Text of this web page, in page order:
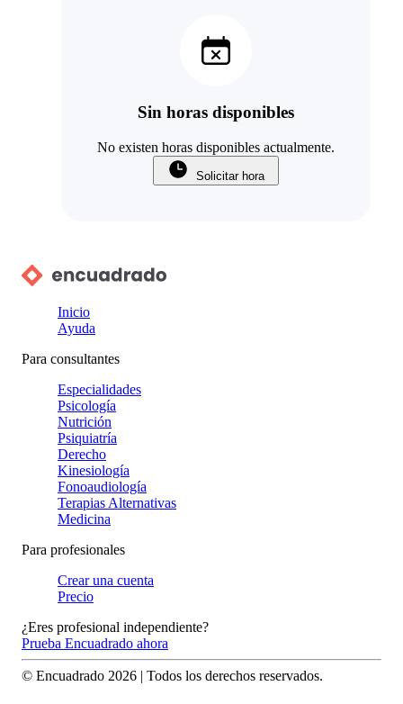
Sin horas disponibles
No existen horas disponibles actualmente.
Solicitar hora
Inicio
Ayuda
Para consultantes
Especialidades
Psicología
Nutrición
Psiquiatría
Derecho
Kinesiología
Fonoaudiología
Terapias Alternativas
Medicina
Para profesionales
Crear una cuenta
Precio
¿Eres profesional independiente?
Prueba Encuadrado ahora
© Encuadrado 2026 | Todos los derechos reservados.